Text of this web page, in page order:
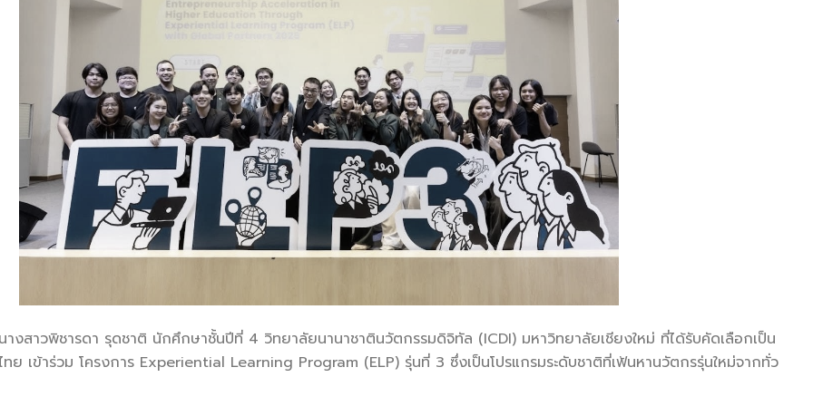
งสาวพิชารดา รุดชาติ นักศึกษาชั้นปีที่ 4 วิทยาลัยนานาชาตินวัตกรรมดิจิทัล (ICDI) มหาวิทยาลัยเชียงใหม่ ที่ได้รับคัดเลือกเป็น
ทย เข้าร่วม โครงการ Experiential Learning Program (ELP) รุ่นที่ 3 ซึ่งเป็นโปรแกรมระดับชาติที่เฟ้นหานวัตกรรุ่นใหม่จากทั่ว